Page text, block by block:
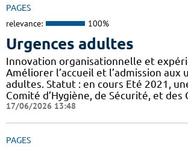
PAGES
relevance: 100%
Urgences adultes
Innovation organisationnelle et
Améliorer l’accueil et l’admission aux
adultes. Statut : en cours Eté 2021,
Comité d’Hygiène, de Sécurité, et des
17/06/2026 13:48
PAGES